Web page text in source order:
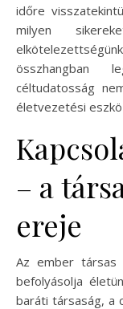
időre
milyen
összhangban
céltudatosság
életvezetési
– a
ereje
Az ember társas
befolyásolja
baráti társaság, a